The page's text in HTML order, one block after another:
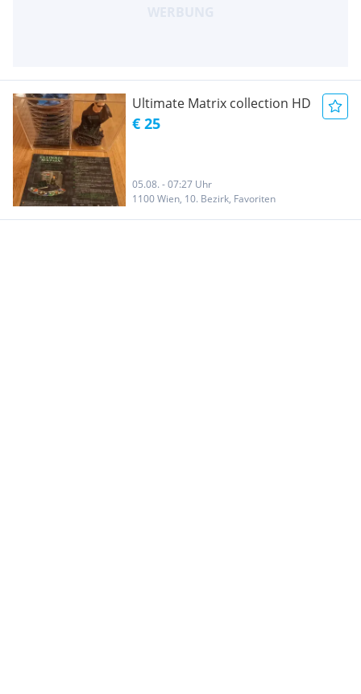
Ultimate Matrix collection HD
€ 25
05.08. - 07:27 Uhr
1100 Wien, 10. Bezirk, Favoriten